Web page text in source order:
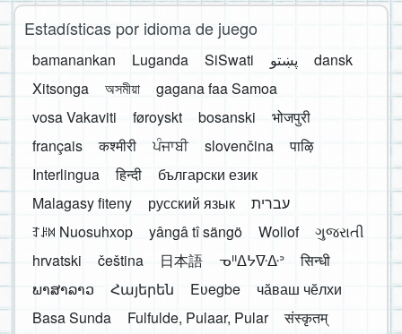
Estadísticas por idioma de juego
bamanankan Luganda SiSwati پښتو
dansk
Xitsonga
অসমীয়া
gagana faa Samoa
vosa Vakaviti
føroyskt bosanski
भोजपुरी
français
कश्मीरी ਪੰਜਾਬੀ slovenčina
पाऴि
Interlingua
हिन्दी
български език
Malagasy fiteny
русский язык
עברית
ꆈꌠ꒿ Nuosuhxop
yângâ tî sängö Wollof
ગુજરાતી
hrvatski
čeština 日本語 ᓀᐦᐃᔭᐍᐏᐣ
सिन्धी
ພາສາລາວ
Հայերեն Eʋegbe
чӑваш чӗлхи
Basa Sunda
Fulfulde, Pulaar, Pular
संस्कृतम्